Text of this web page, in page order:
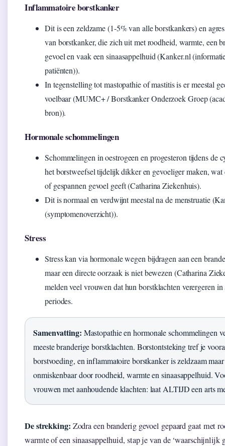
Inflammatoire borstkanker
Dit is een zeldzame (1‑5% van alle borstkankers) en
van borstkanker, die zich uit met roodheid, warmte, een
gevoel en vaak een sinaasappelhuid (Kanker.nl
patiënten)).
In tegenstelling tot mastopathie of mastitis is er meestal
voelbaar (MUMC+ / Borstkanker Onderzoek Groep
bron)).
Hormonale schommelingen
Schommelingen in oestrogeen en progesteron tijdens de
het borstweefsel tijdelijk dikker en gevoeliger maken, wat
of gespannen gevoel geeft (Catharina Ziekenhuis).
Dit is normaal en verdwijnt meestal na de menstruatie
(symptomenoverzicht)).
Stress
Stress kan via hormonale wegen bijdragen aan een
maar een directe oorzaak is niet bewezen (Catharina
melden veel vrouwen dat hun borstklachten verergeren in
periodes.
Samenvatting: Mastopathie en hormonale schommelingen
meeste branderige borstklachten. Borstontsteking tref je
borstvoeding, en inflammatoire borstkanker is zeldzaam maar
onmiskenbaar door roodheid, warmte en sinaasappelhuid.
vrouwen met aanhoudende klachten: laat ALTIJD een arts
De strekking: Zodra een branderig gevoel gepaard gaat met
warmte of een sinaasappelhuid, stap je van de ‘waarschijnlijk